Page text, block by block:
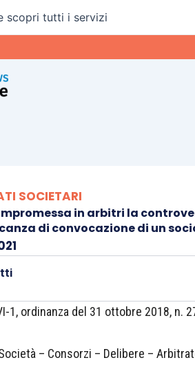
scopri tutti i servizi
SOCIETARI
in arbitri la
di convocazione di un
1, ordinanza del 31 ottobre 2018, n.
– Consorzi – Delibere –